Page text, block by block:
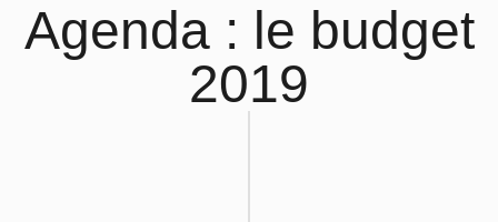
Agenda : le budget
2019